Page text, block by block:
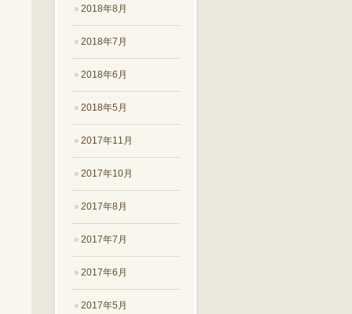
2018年8月
2018年7月
2018年6月
2018年5月
2017年11月
2017年10月
2017年8月
2017年7月
2017年6月
2017年5月